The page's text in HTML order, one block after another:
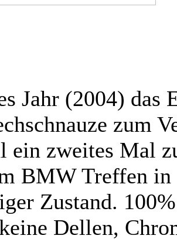
Jahr (2004)
zum
ein zweites Mal
BMW Treffen in
Zustand.
Dellen,